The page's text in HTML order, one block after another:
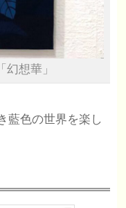
想華」
藍色の世界を楽し